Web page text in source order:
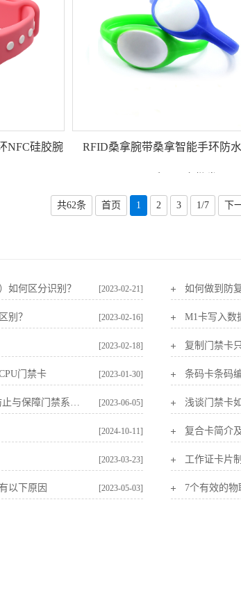
NFC硅胶腕 RFID桑拿腕带桑拿智能手环防
共62条 首页 1 2 3 1/7 下
如何区分识别？ [2023-02-21] 如何做到防
别？ [2023-02-16] M1卡写入数
[2023-02-18] 复制门禁卡
门禁卡 [2023-01-30] 条码卡条码
小区门禁卡被轻易复制-如何防止与保障门禁系统安全呢！ [2023-06-05] 浅谈门禁卡
[2024-10-11] 复合卡简介
[2023-03-23] 工作证卡片
以下原因 [2023-05-03] 7个有效的物